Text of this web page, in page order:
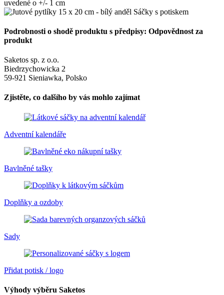
uvedené o +/- 1 cm
Podrobnosti o shodě produktu s předpisy: Odpovědnost za
produkt
Saketos sp. z o.o.
Biedrzychowicka 2
59-921 Sieniawka, Polsko
Zjistěte, co dalšího by vás mohlo zajímat
Adventní kalendáře
Bavlněné tašky
Doplňky a ozdoby
Sady
Přidat potisk / logo
Výhody výběru Saketos